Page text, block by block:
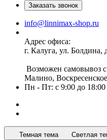
Заказать звонок
info@linnimax-shop.ru
Адрес офиса:
г. Калуга, ул. Болдина,
Возможен самовывоз
Малино,
Пн - Пт: с 9:00 до 18:00
Темная тема Светлая